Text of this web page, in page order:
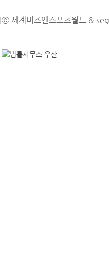
[ⓒ 세계비즈앤스포츠월드 &